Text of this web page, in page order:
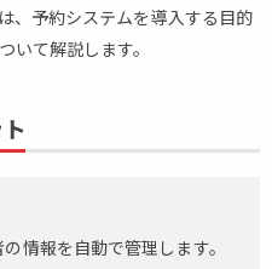
、予約システムを導入する目的
いて解説します。
情報を自動で管理します。